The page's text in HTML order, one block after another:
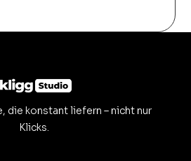
die konstant liefern – nicht nur
Klicks.